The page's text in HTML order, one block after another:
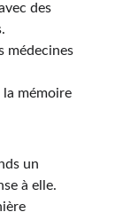
des
médecines
la mémoire
un
à elle.